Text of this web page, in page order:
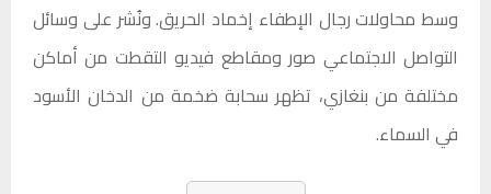
وسط محاولات رجال الإطفاء إخماد الحريق. ونُشر على وسائل
التواصل الاجتماعي صور ومقاطع فيديو التقطت من أماكن
مختلفة من بنغازي، تظهر سحابة ضخمة من الدخان الأسود
في السماء.